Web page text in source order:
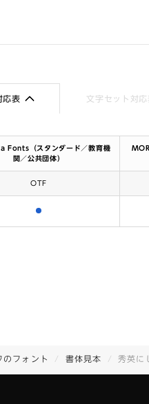
応表 文字セット対応
Fonts（スタンダード／教育機
関／公共団体）
OTF
のフォント 書体見本 秀英に